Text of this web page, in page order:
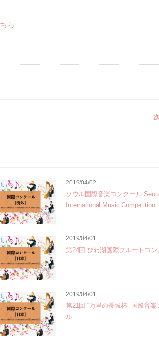
ら
2019/04/02
ソウル国際音楽コンクール
International Music Competition
2019/04/01
第24回 びわ湖国際フルートコン
2019/04/01
第21回 “万里の長城杯” 国際音楽
ル